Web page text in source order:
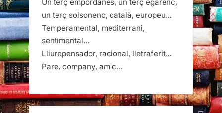
Pare, company, amic…
Més llegits
(33.208)